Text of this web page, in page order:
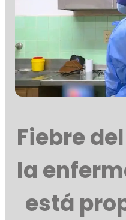
Fiebre
la
está